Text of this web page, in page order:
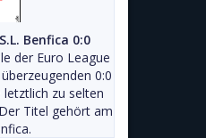
Benfica 0:0
der Euro League
0:0
letztlich zu selten
Titel gehört am